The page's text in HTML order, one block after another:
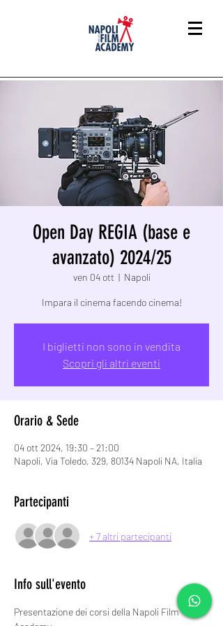
Open Day REGIA (base e
avanzato) 2024/25
ven 04 ott
  |
Napoli
Impara il cinema facendo cinema!
I biglietti non sono in vendita
Scopri gli altri eventi
Orario & Sede
04 ott 2024, 19:30 – 21:00
Napoli, Via Toledo, 329, 80134 Napoli NA, Italia
Partecipanti
+ 7 altri partecipanti
Info sull'evento
Presentazione dei corsi della Napoli Film